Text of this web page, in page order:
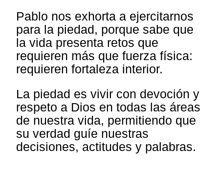
Pablo nos exhorta a ejercitarnos
para la piedad, porque sabe que
la vida presenta retos que
requieren más que fuerza física:
requieren fortaleza interior.
La piedad es vivir con devoción y
respeto a Dios en todas las áreas
de nuestra vida, permitiendo que
su verdad guíe nuestras
decisiones, actitudes y palabras.